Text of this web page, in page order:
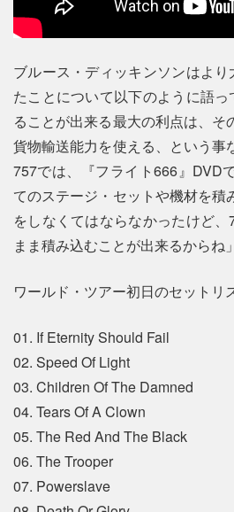
ブルース・ディッキンソンはよ
たことについて以下のように語
ることが出来る最大の利点は、そ
貨物輸送能力を使える、という事
757では、『フライト666』DVD
てのステージ・セットや機材を積
をしなくてはならなかったけど
まま積み込むことが出来るからね」
ワールド・ツアー初日のセットリ
01. If Eternity Should Fail
02. Speed Of Light
03. Children Of The Damned
04. Tears Of A Clown
05. The Red And The Black
06. The Trooper
07. Powerslave